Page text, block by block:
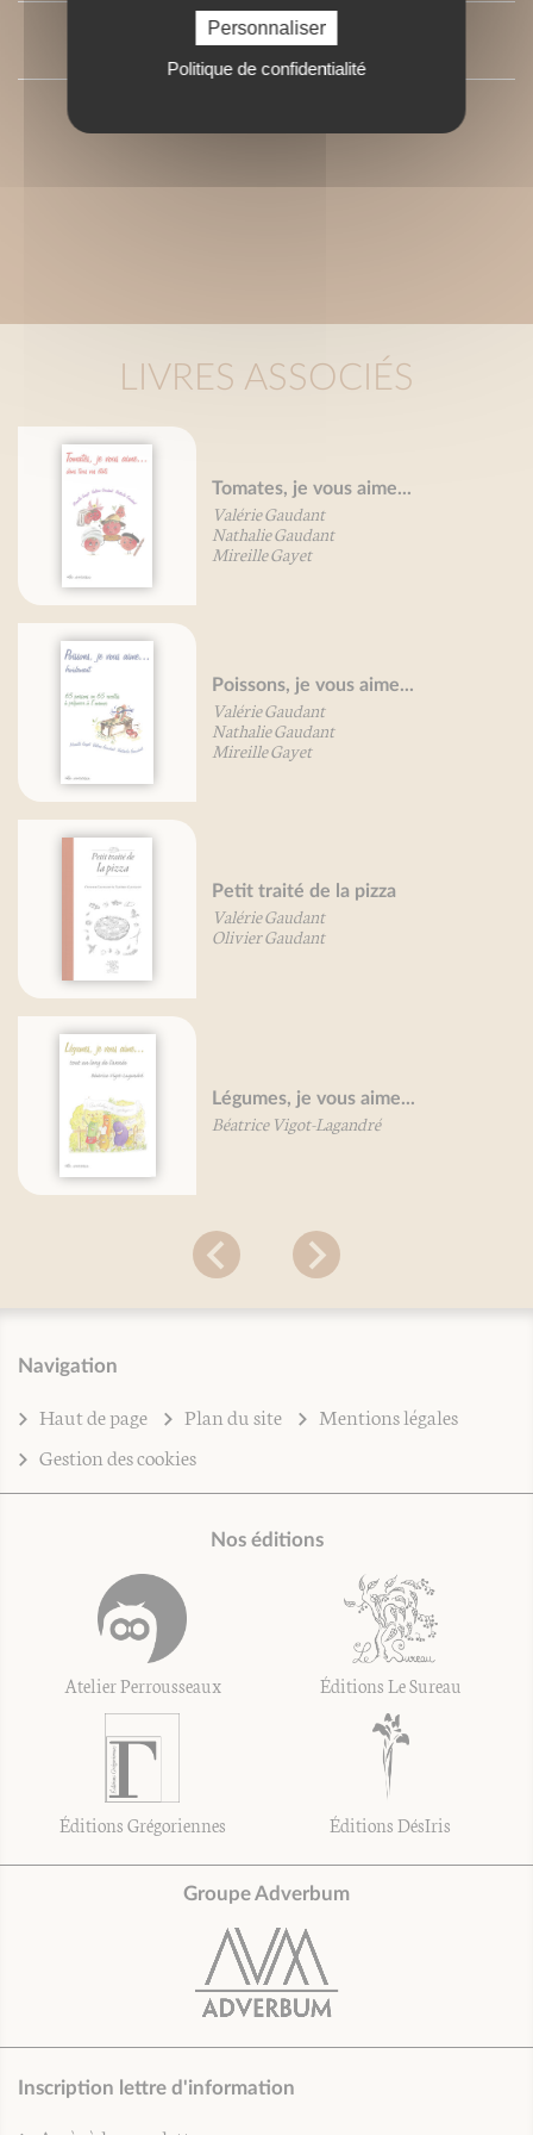
PRESSE
LIVRES ASSOCIÉS
Tomates, je vous aime...
Valérie Gaudant
Nathalie Gaudant
Mireille Gayet
Poissons, je vous aime...
Valérie Gaudant
Nathalie Gaudant
Mireille Gayet
Petit traité de la pizza
Valérie Gaudant
Olivier Gaudant
Légumes, je vous aime...
Béatrice Vigot-Lagandré
Navigation
Haut de page Plan du site
Mentions légales
Gestion des cookies
Nos éditions
Atelier Perrousseaux Éditions Le Sureau
Éditions Grégoriennes Éditions DésIris
Groupe Adverbum
Inscription lettre d'information
Personnaliser
Politique de confidentialité